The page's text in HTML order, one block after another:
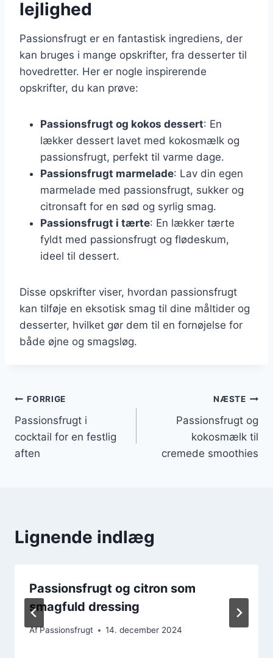
lejlighed
Passionsfrugt er en fantastisk ingrediens, der
kan bruges i mange opskrifter, fra desserter til
hovedretter. Her er nogle inspirerende
opskrifter, du kan prøve:
Passionsfrugt og kokos dessert: En
lækker dessert lavet med kokosmælk og
passionsfrugt, perfekt til varme dage.
Passionsfrugt marmelade: Lav din egen
marmelade med passionsfrugt, sukker og
citronsaft for en sød og syrlig smag.
Passionsfrugt i tærte: En lækker tærte
fyldt med passionsfrugt og flødeskum,
ideel til dessert.
Disse opskrifter viser, hvordan passionsfrugt
kan tilføje en eksotisk smag til dine måltider og
desserter, hvilket gør dem til en fornøjelse for
både øjne og smagsløg.
Indlægsnavigation
FORRIGE
Passionsfrugt i
cocktail for en festlig
aften
NÆSTE
Passionsfrugt og
kokosmælk til
cremede smoothies
Lignende indlæg
Passionsfrugt og citron som
smagfuld dressing
AfPassionsfrugt 14. december 2024